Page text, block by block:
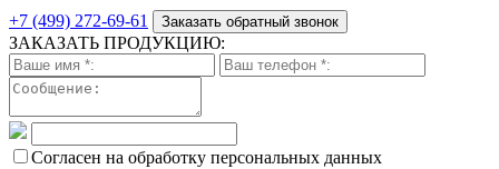
+7 (499) 272-69-61 Заказать обратный звонок
ЗАКАЗАТЬ ПРОДУКЦИЮ:
Согласен на обработку персональных данных